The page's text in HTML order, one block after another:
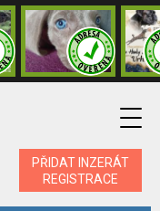
PŘIDAT INZERÁT
REGISTRACE